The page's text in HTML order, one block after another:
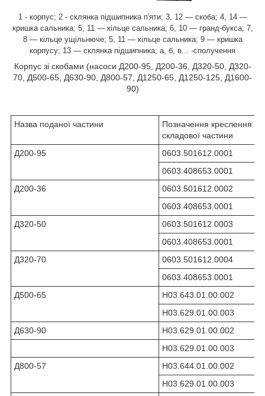
1 - корпус; 2 - склянка підшипника п'яти; 3, 12 — скоба; 4, 14 —
кришка сальника; 5, 11 — кільце сальника; 6, 10 — гранд-букса; 7,
8 — кільце ущільнюче; 5, 11 — кільце сальника; 9 — кришка
корпусу; 13 — склянка підшипника; а, б, в... -сполучення
Корпус зі скобами (насоси Д200-95, Д200-36, Д320-50, Д320-
70, Д500-65, Д630-90, Д800-57, Д1250-65, Д1250-125, Д1600-
90)
Назва поданої частини
Позначення креслення
складової частини
Д200-95
0603.501612.0001
0603.408653.0001
Д200-36
0603.501612.0002
0603.408653.0001
Д320-50
0603.501612.0003
0603.408653.0001
Д320-70
0603.501612.0004
0603.408653.0001
Д500-65
Н03.643.01.00.002
Н03.629.01.00.003
Д630-90
Н03.629.01.00.002
Н03.629.01.00.003
Д800-57
Н03.644.01.00.002
Н03.629.01.00.003